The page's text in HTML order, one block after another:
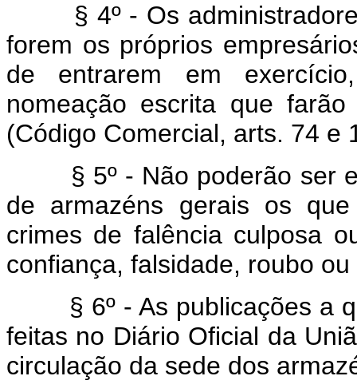
§ 4º - Os administradores
forem os próprios
de entrarem em
nomeação escrita que
(Código Comercial, arts. 74 e
§ 5º - Não poderão ser
de armazéns gerais os
crimes de falência culposa
confiança, falsidade, roubo ou
§ 6º - As publicações a
feitas no Diário Oficial da
circulação da sede dos